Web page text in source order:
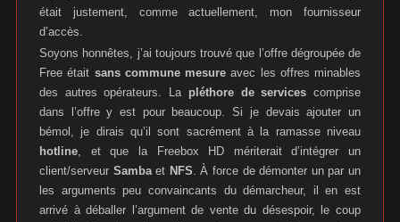
était justement, comme actuellement, mon fournisseur
d’accès.
Soyons honnêtes, j’ai toujours trouvé que l’offre dégroupée de
Free était sans commune mesure avec les offres minables
des autres opérateurs. La pléthore de services comprise
dans l’offre y est pour beaucoup. Si je devais ajouter un
bémol, je dirais qu’il sont sacrément à la ramasse niveau
hotline, et que la Freebox HD mériterait d’intégrer un
client/serveur Sambaet NFS. À force de démonter un par un
les arguments peu convaincants du démarcheur, il en est
arrivé à déballer l’argument de vente du désespoir, le coup